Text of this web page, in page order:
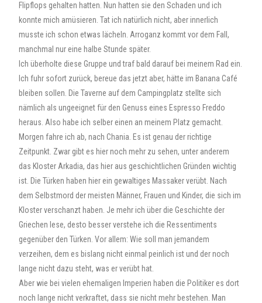
Flipflops gehalten hatten. Nun hatten sie den Schaden und ich
konnte mich amüsieren. Tat ich natürlich nicht, aber innerlich
musste ich schon etwas lächeln. Arroganz kommt vor dem Fall,
manchmal nur eine halbe Stunde später.
Ich überholte diese Gruppe und traf bald darauf bei meinem Rad ein.
Ich fuhr sofort zurück, bereue das jetzt aber, hätte im Banana Café
bleiben sollen. Die Taverne auf dem Campingplatz stellte sich
nämlich als ungeeignet für den Genuss eines Espresso Freddo
heraus. Also habe ich selber einen an meinem Platz gemacht.
Morgen fahre ich ab, nach Chania. Es ist genau der richtige
Zeitpunkt. Zwar gibt es hier noch mehr zu sehen, unter anderem
das Kloster Arkadia, das hier aus geschichtlichen Gründen wichtig
ist. Die Türken haben hier ein gewaltiges Massaker verübt. Nach
dem Selbstmord der meisten Männer, Frauen und Kinder, die sich im
Kloster verschanzt haben. Je mehr ich über die Geschichte der
Griechen lese, desto besser verstehe ich die Ressentiments
gegenüber den Türken. Vor allem: Wie soll man jemandem
verzeihen, dem es bislang nicht einmal peinlich ist und der noch
lange nicht dazu steht, was er verübt hat.
Aber wie bei vielen ehemaligen Imperien haben die Politiker es dort
noch lange nicht verkraftet, dass sie nicht mehr bestehen. Man